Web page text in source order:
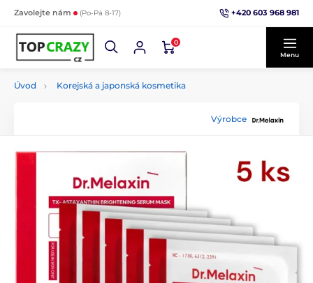
Zavolejte nám (Po-Pá 8-17) +420 603 968 981
0
Menu
Úvod Korejská a japonská kosmetika
Výrobce